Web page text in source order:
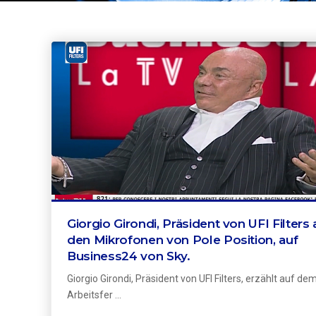
Giorgio Girondi, Präsident von UFI Filters
den Mikrofonen von Pole Position, auf
Business24 von Sky.
Giorgio Girondi, Präsident von UFI Filters, erzählt auf
Arbeitsfer ...